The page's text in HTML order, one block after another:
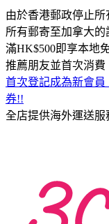
由於香港郵政停止
所有郵寄至加拿大的
滿HK$500即享本地
推薦朋友並首次消費
首次登記成為新會員
券!!
全店提供海外運送服